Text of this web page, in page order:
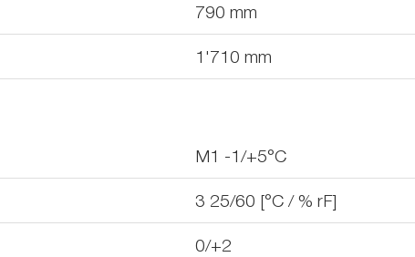
790 mm
1'710 mm
M1 -1/+5°C
3 25/60 [°C / % rF]
0/+2